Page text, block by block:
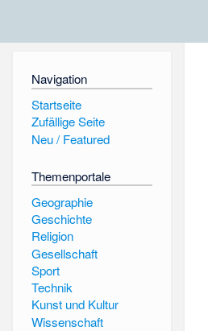
Navigation
Startseite
Zufällige Seite
Neu / Featured
Themenportale
Geographie
Geschichte
Religion
Gesellschaft
Sport
Technik
Kunst und Kultur
Wissenschaft